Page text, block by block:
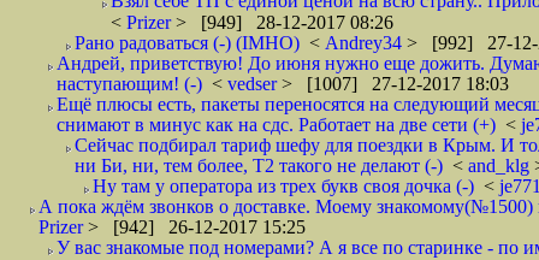
< Prizer> [949] 28-12-2017 08:26
Рано радоваться (-) (IMHO) < Andrey34 > [992] 27-12-
Андрей, приветствую! До июня нужно еще дожить.
наступающим! (-) < vedser> [1007] 27-12-2017 18:03
Ещё плюсы есть, пакеты переносятся на следующий
снимают в минус как на сдс. Работает на две сети (+) <
Сейчас подбирал тариф шефу для поездки в Крым. И
ни Би, ни, тем более, Т2 такого не делают (-) < and_klg
Ну там у оператора из трех букв своя дочка (-) <
А пока ждём звонков о доставке. Моему знакомому(№1500)
Prizer> [942] 26-12-2017 15:25
У вас знакомые под номерами? А я все по старинке - по